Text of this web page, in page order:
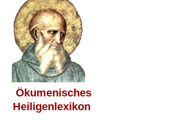
Ökumenisches
Heiligenlexikon